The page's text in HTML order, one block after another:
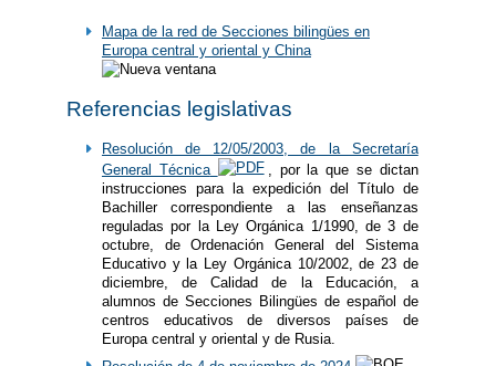
Mapa de la red de Secciones bilingües en
Europa central y oriental y China
Referencias legislativas
Resolución de 12/05/2003, de la Secretaría
General Técnica
, por la que se dictan
instrucciones para la expedición del Título de
Bachiller correspondiente a las enseñanzas
reguladas por la Ley Orgánica 1/1990, de 3 de
octubre, de Ordenación General del Sistema
Educativo y la Ley Orgánica 10/2002, de 23 de
diciembre, de Calidad de la Educación, a
alumnos de Secciones Bilingües de español de
centros educativos de diversos países de
Europa central y oriental y de Rusia.